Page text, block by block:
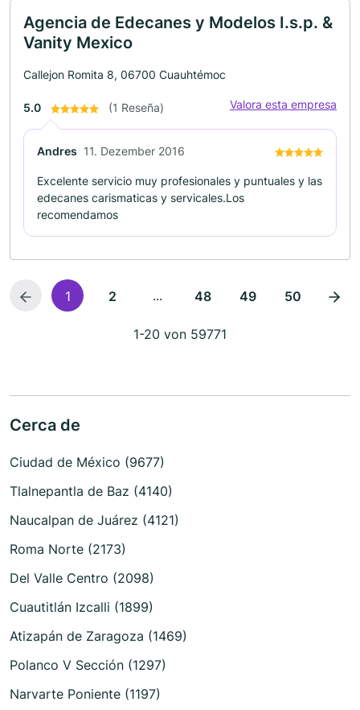
Agencia de Edecanes y Modelos I.s.p. &
Vanity Mexico
Callejon Romita 8, 06700 Cuauhtémoc
5.0 (1 Reseña) Valora esta empresa
Andres 11. Dezember 2016
Excelente servicio muy profesionales y puntuales y las
edecanes carismaticas y servicales.Los
recomendamos
1 2 ... 48 49 50
1-20 von 59771
Cerca de
Ciudad de México (9677)
Tlalnepantla de Baz (4140)
Naucalpan de Juárez (4121)
Roma Norte (2173)
Del Valle Centro (2098)
Cuautitlán Izcalli (1899)
Atizapán de Zaragoza (1469)
Polanco V Sección (1297)
Narvarte Poniente (1197)